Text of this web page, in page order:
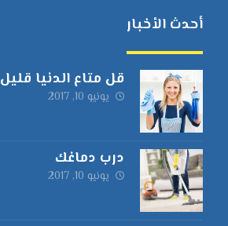
أحدث الأخبار
قل متاع الدنيا قليل
يونيو 10, 2017
درب دماغك
يونيو 10, 2017